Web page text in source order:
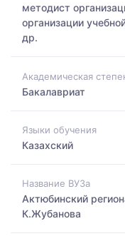
методист
организации
др.
Академическая
Бакалавриат
Языки обучения
Казахский
Название ВУЗа
Актюбинский
К.Жубанова